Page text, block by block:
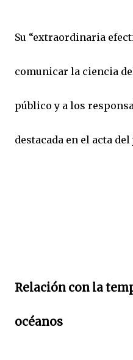
Su “extraordinaria
comunicar la ciencia
público y a los
destacada en el acta
Relación con la
océanos